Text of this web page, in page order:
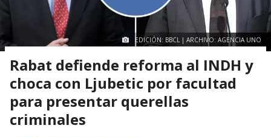
EDICIÓN: BBCL | ARCHIVO: AGENCIA UNO
Rabat defiende reforma al INDH y
choca con Ljubetic por facultad
para presentar querellas
criminales